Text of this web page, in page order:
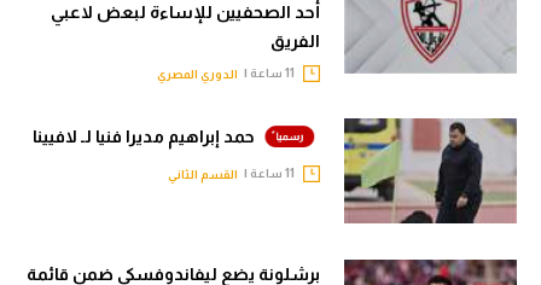
أحد الصحفيين للإساءة لبعض لاعبي
الفريق
الدوري المصري
حمد إبراهيم مديرا فنيا لـ لافيينا
القسم الثاني
برشلونة يضع ليفاندوفسكي ضمن قائمة